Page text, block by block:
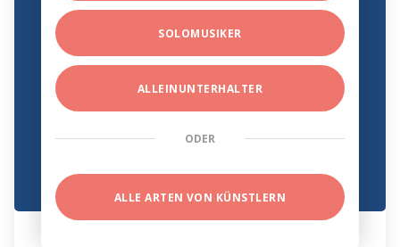
SOLOMUSIKER
ALLEINUNTERHALTER
ODER
ALLE ARTEN VON KÜNSTLERN